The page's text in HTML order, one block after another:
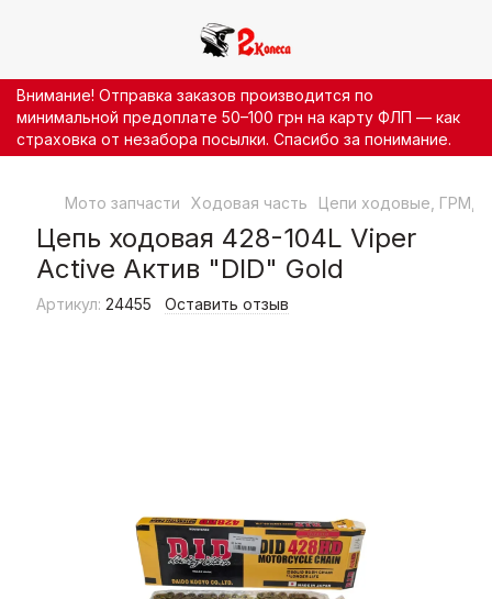
Внимание! Отправка заказов производится по
минимальной предоплате 50–100 грн на карту ФЛП — как
страховка от незабора посылки. Спасибо за понимание.
Мото запчасти Ходовая часть Цепи ходовые, ГРМ,
Цепь ходовая 428-104L Viper
Active Актив "DID" Gold
Артикул: 24455 Оставить отзыв